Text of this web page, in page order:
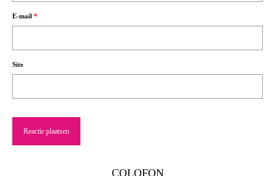
E-mail *
Site
COLOFON